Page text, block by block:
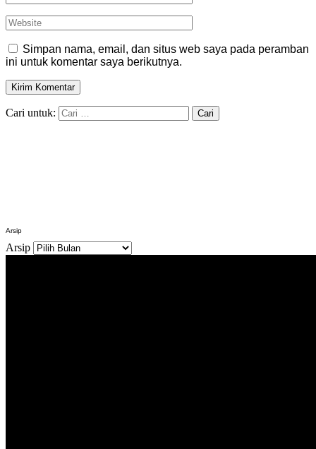
Simpan nama, email, dan situs web saya pada peramban
ini untuk komentar saya berikutnya.
Cari untuk:
Arsip
Arsip